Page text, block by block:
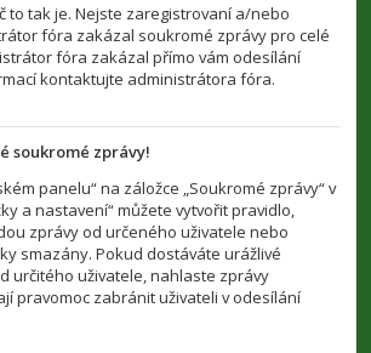
to tak je. Nejste zaregistrovaní a/nebo
fóra zakázal soukromé zprávy pro celé
fóra zakázal přímo vám odesílání
kontaktujte administrátora fóra.
soukromé zprávy!
panelu“ na záložce „Soukromé zprávy“ v
a nastavení“ můžete vytvořit pravidlo,
zprávy od určeného uživatele nebo
smazány. Pokud dostáváte urážlivé
určitého uživatele, nahlaste zprávy
pravomoc zabránit uživateli v odesílání